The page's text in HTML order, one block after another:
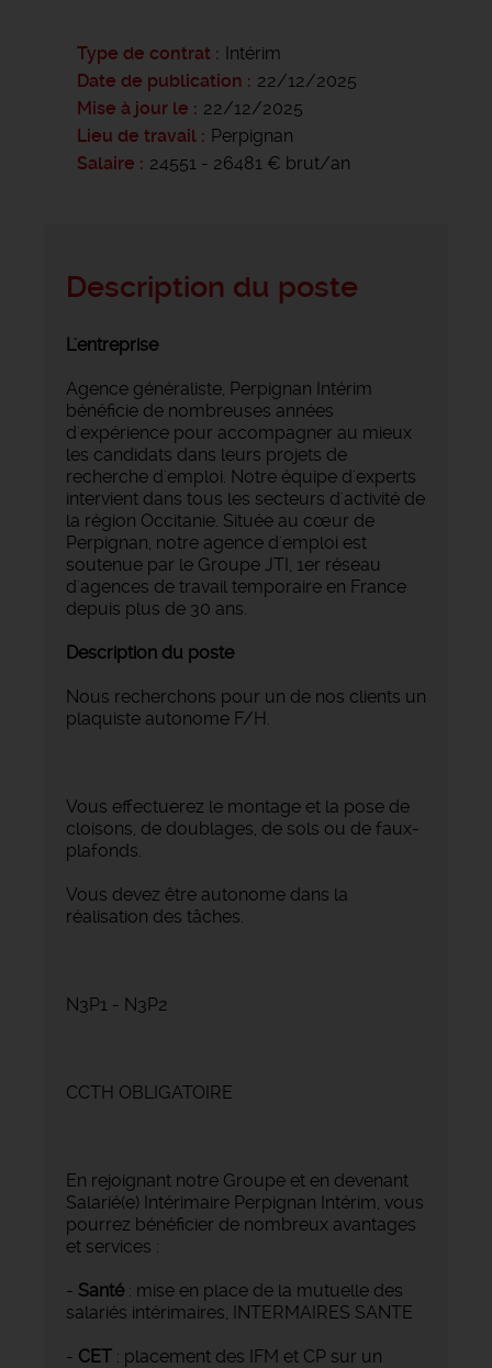
Type de contrat
Intérim
Date de publication
22/12/2025
Mise à jour le
22/12/2025
Lieu de travail
Perpignan
Salaire
24551 - 26481 € brut/an
Description du poste
L'entreprise
Agence généraliste, Perpignan Intérim
bénéficie de nombreuses années
d'expérience pour accompagner au mieux
les candidats dans leurs projets de
recherche d'emploi. Notre équipe d'experts
intervient dans tous les secteurs d'activité de
la région Occitanie. Située au cœur de
Perpignan, notre agence d'emploi est
soutenue par le Groupe JTI, 1er réseau
d'agences de travail temporaire en France
depuis plus de 30 ans.
Description du poste
Nous recherchons pour un de nos clients un
plaquiste autonome F/H.
Vous effectuerez le montage et la pose de
cloisons, de doublages, de sols ou de faux-
plafonds.
Vous devez être autonome dans la
réalisation des tâches.
N3P1 - N3P2
CCTH OBLIGATOIRE
En rejoignant notre Groupe et en devenant
Salarié(e) Intérimaire Perpignan Intérim, vous
pourrez bénéficier de nombreux avantages
et services :
- Santé: mise en place de la mutuelle des
salariés intérimaires, INTERMAIRES SANTE
- CET : placement des IFM et CP sur un